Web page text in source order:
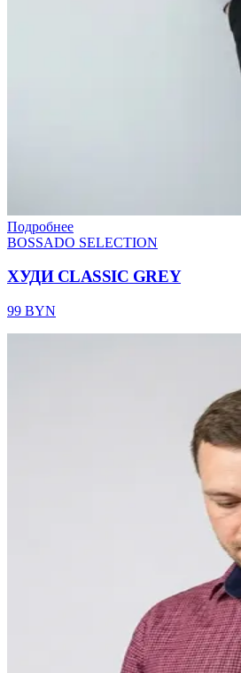
Подробнее
BOSSADO SELECTION
ХУДИ CLASSIC GREY
99 BYN